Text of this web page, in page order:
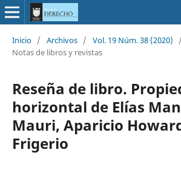
Inicio / Archivos / Vol. 19 Núm. 38 (2020)
/
Notas de libros y revistas
Reseña de libro.
horizontal de Elías
Mauri, Aparicio
Frigerio